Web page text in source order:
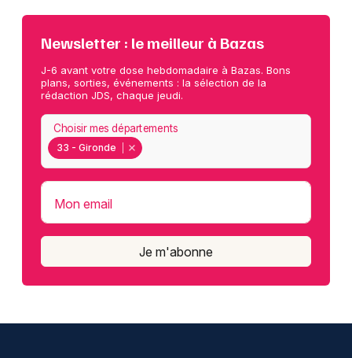
Newsletter : le meilleur à Bazas
J-6 avant votre dose hebdomadaire à Bazas. Bons
plans, sorties, événements : la sélection de la
rédaction JDS, chaque jeudi.
33 - Gironde
Choisir mes départements
Mon email
Je m'abonne